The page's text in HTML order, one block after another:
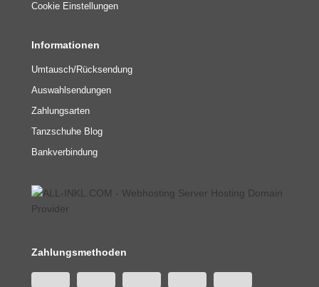
Cookie Einstellungen
Informationen
Umtausch/Rücksendung
Auswahlsendungen
Zahlungsarten
Tanzschuhe Blog
Bankverbindung
Zahlungsmethoden